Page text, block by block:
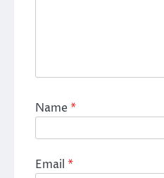
Name*
Email *